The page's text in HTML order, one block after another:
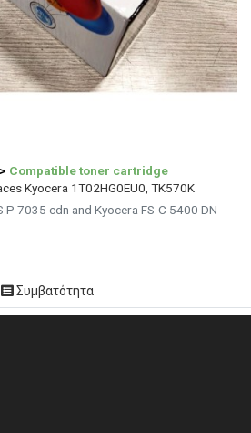
> Compatible toner cartridge
Kyocera 1T02HG0EU0, TK570K
P 7035 cdn and Kyocera FS-C 5400 DN
Συμβατότητα